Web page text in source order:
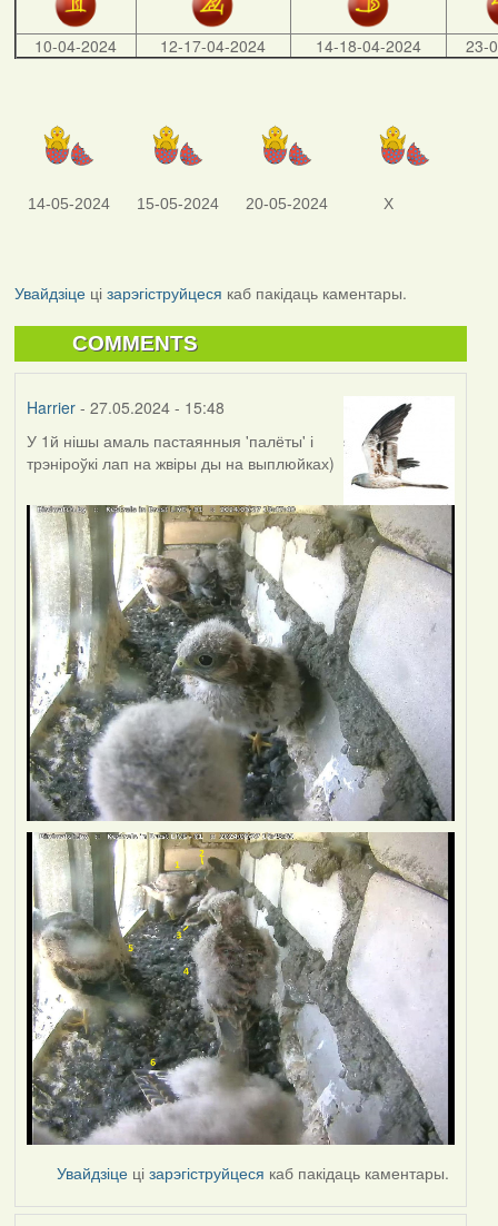
10-04-2024 12-17-04-2024 14-18-04-2024 23-
14-05-2024 15-05-2024 20-05-2024 X
Увайдзіцеці зарэгіструйцеся каб пакідаць каментары.
COMMENTS
Harrier- 27.05.2024 - 15:48
У 1й нішы амаль пастаянныя 'палёты' і
трэніроўкі лап на жвіры ды на выплюйках)
Увайдзіце цізарэгіструйцеся каб пакідаць каментары.